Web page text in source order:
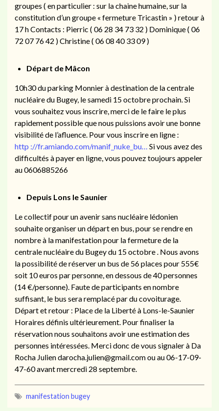
groupes ( en particulier : sur la chaine humaine, sur la
constitution d’un groupe « fermeture Tricastin » ) retour à
17 h Contacts : Pierric ( 06 28 34 73 32 ) Dominique ( 06
72 07 76 42 ) Christine ( 06 08 40 33 09 )
Départ de Mâcon
10h30 du parking Monnier à destination de la centrale
nucléaire du Bugey, le samedi 15 octobre prochain. Si
vous souhaitez vous inscrire, merci de le faire le plus
rapidement possible que nous puissions avoir une bonne
visibilité de l’afluence. Pour vous inscrire en ligne :
http ://fr.amiando.com/manif_nuke_bu… Si vous avez des
difficultés à payer en ligne, vous pouvez toujours appeler
au 0606885266
Depuis Lons le Saunier
Le collectif pour un avenir sans nucléaire lédonien
souhaite organiser un départ en bus, pour se rendre en
nombre à la manifestation pour la fermeture de la
centrale nucléaire du Bugey du 15 octobre . Nous avons
la possibilité de réserver un bus de 56 places pour 555€
soit 10 euros par personne, en dessous de 40 personnes
(14 €/personne). Faute de participants en nombre
suffisant, le bus sera remplacé par du covoiturage.
Départ et retour : Place de la Liberté à Lons-le-Saunier
Horaires définis ultérieurement. Pour finaliser la
réservation nous souhaitons avoir une estimation des
personnes intéressées. Merci donc de vous signaler à Da
Rocha Julien darocha.julien@gmail.com ou au 06-17-09-
47-60 avant mercredi 28 septembre.
manifestation bugey